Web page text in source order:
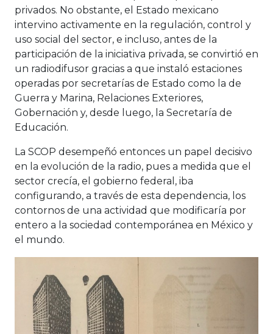
privados. No obstante, el Estado mexicano
intervino activamente en la regulación, control y
uso social del sector, e incluso, antes de la
participación de la iniciativa privada, se convirtió en
un radiodifusor gracias a que instaló estaciones
operadas por secretarías de Estado como la de
Guerra y Marina, Relaciones Exteriores,
Gobernación y, desde luego, la Secretaría de
Educación.
La SCOP desempeñó entonces un papel decisivo
en la evolución de la radio, pues a medida que el
sector crecía, el gobierno federal, iba
configurando, a través de esta dependencia, los
contornos de una actividad que modificaría por
entero a la sociedad contemporánea en México y
el mundo.